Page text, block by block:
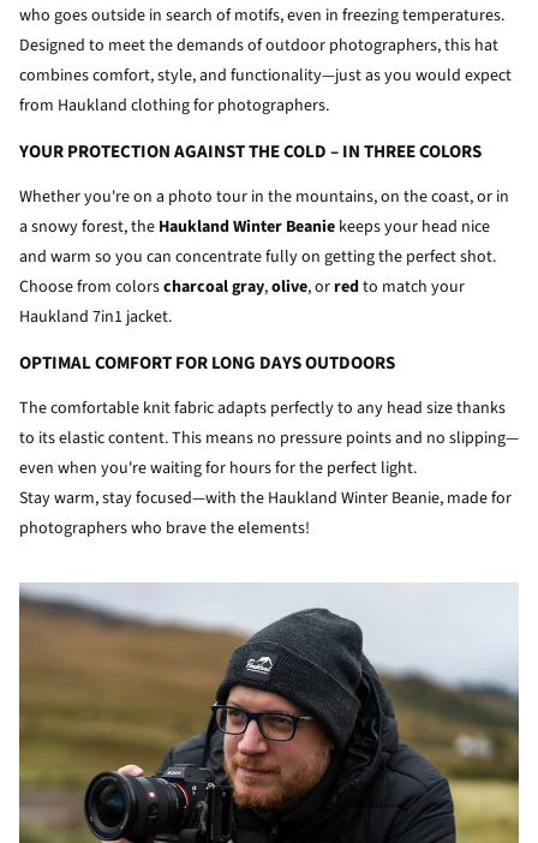
who goes outside in search of motifs, even in freezing temperatures.
Designed to meet the demands of outdoor photographers, this hat
combines comfort, style, and functionality—just as you would expect
from Haukland clothing for photographers.
YOUR PROTECTION AGAINST THE COLD – IN THREE COLORS
Whether you're on a photo tour in the mountains, on the coast, or in
a snowy forest, the Haukland Winter Beanie keeps your head nice
and warm so you can concentrate fully on getting the perfect shot.
Choose from colorscharcoal gray,olive, or redto match your
Haukland 7in1 jacket.
OPTIMAL COMFORT FOR LONG DAYS OUTDOORS
The comfortable knit fabric adapts perfectly to any head size thanks
to its elastic content. This means no pressure points and no slipping—
even when you're waiting for hours for the perfect light.
Stay warm, stay focused—with the Haukland Winter Beanie, made for
photographers who brave the elements!